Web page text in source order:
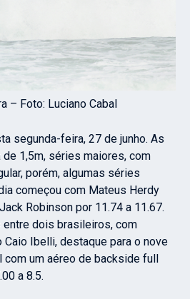
– Foto: Luciano Cabal
segunda-feira, 27 de junho. As
1,5m, séries maiores, com
porém, algumas séries
começou com Mateus Herdy
Robinson por 11.74 a 11.67.
entre dois brasileiros, com
Caio Ibelli, destaque para o nove
com um aéreo de backside full
a 8.5.